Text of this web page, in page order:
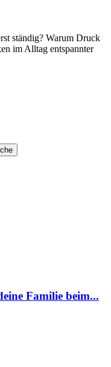
ständig? Warum Druck
im Alltag entspannter
Familie beim...